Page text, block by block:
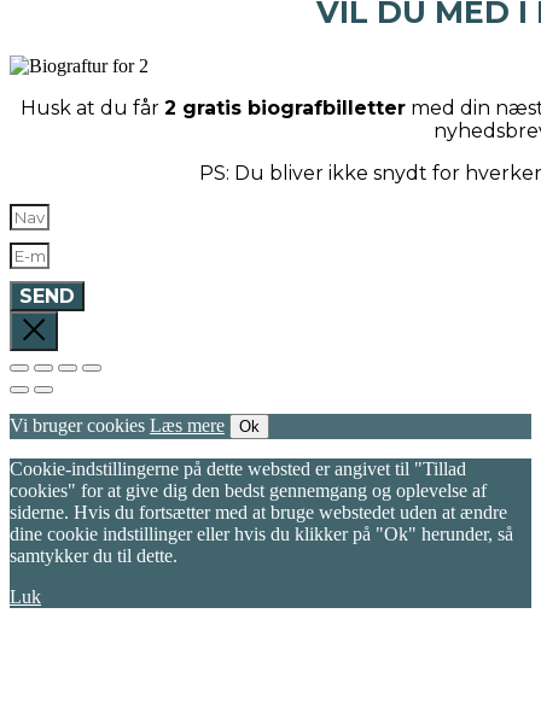
VIL DU MED I
Husk at du får 2 gratis biografbillettermed din
PS: Du bliver ikke snydt for
SEND
Vi bruger cookies Læs mere Ok
Cookie-indstillingerne på dette websted er angivet til "Tillad
cookies" for at give dig den bedst gennemgang og oplevelse af
siderne. Hvis du fortsætter med at bruge webstedet uden at ændre
dine cookie indstillinger eller hvis du klikker på "Ok" herunder, så
samtykker du til dette.
Luk